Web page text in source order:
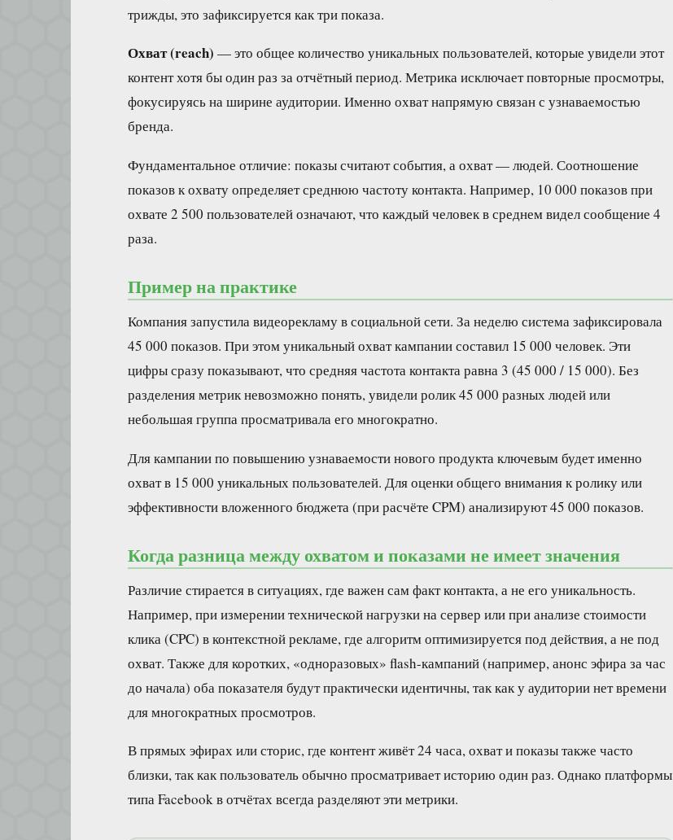
трижды, это зафиксируется как три показа.
Охват (reach) — это общее количество уникальных пользователей, которые увидели этот
контент хотя бы один раз за отчётный период. Метрика исключает повторные просмотры,
фокусируясь на ширине аудитории. Именно охват напрямую связан с узнаваемостью
бренда.
Фундаментальное отличие: показы считают события, а охват — людей. Соотношение
показов к охвату определяет среднюю частоту контакта. Например, 10 000 показов при
охвате 2 500 пользователей означают, что каждый человек в среднем видел сообщение 4
раза.
Пример на практике
Компания запустила видеорекламу в социальной сети. За неделю система зафиксировала
45 000 показов. При этом уникальный охват кампании составил 15 000 человек. Эти
цифры сразу показывают, что средняя частота контакта равна 3 (45 000 / 15 000). Без
разделения метрик невозможно понять, увидели ролик 45 000 разных людей или
небольшая группа просматривала его многократно.
Для кампании по повышению узнаваемости нового продукта ключевым будет именно
охват в 15 000 уникальных пользователей. Для оценки общего внимания к ролику или
эффективности вложенного бюджета (при расчёте CPM) анализируют 45 000 показов.
Когда разница между охватом и показами не имеет значения
Различие стирается в ситуациях, где важен сам факт контакта, а не его уникальность.
Например, при измерении технической нагрузки на сервер или при анализе стоимости
клика (CPC) в контекстной рекламе, где алгоритм оптимизируется под действия, а не под
охват. Также для коротких, «одноразовых» flash-кампаний (например, анонс эфира за час
до начала) оба показателя будут практически идентичны, так как у аудитории нет времени
для многократных просмотров.
В прямых эфирах или сторис, где контент живёт 24 часа, охват и показы также часто
близки, так как пользователь обычно просматривает историю один раз. Однако платформы
типа Facebook в отчётах всегда разделяют эти метрики.